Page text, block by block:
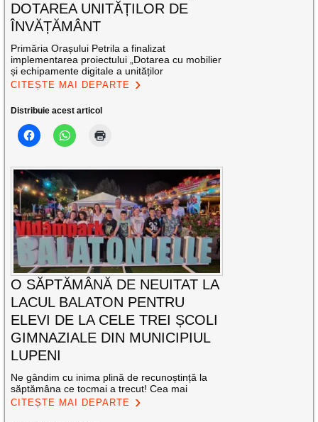
DOTAREA UNITĂȚILOR DE
ÎNVĂȚĂMÂNT
Primăria Orașului Petrila a finalizat
implementarea proiectului „Dotarea cu mobilier
și echipamente digitale a unităților
CITEȘTE MAI DEPARTE
Distribuie acest articol
O SĂPTĂMÂNĂ DE NEUITAT LA
LACUL BALATON PENTRU
ELEVI DE LA CELE TREI ȘCOLI
GIMNAZIALE DIN MUNICIPIUL
LUPENI
Ne gândim cu inima plină de recunoștință la
săptămâna ce tocmai a trecut! Cea mai
CITEȘTE MAI DEPARTE